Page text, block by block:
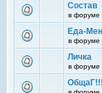
Состав
в форуме
Еда-
в форуме
Личка
в форуме
ОбщаГ!!!